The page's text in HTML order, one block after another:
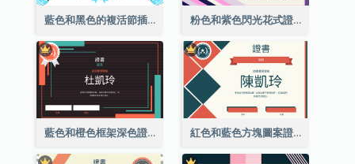
藍色和黑色的複活節插圖證書 粉色和紫色閃光花式證書
藍色和橙色框架深色證書 紅色和藍色方塊圖案證書